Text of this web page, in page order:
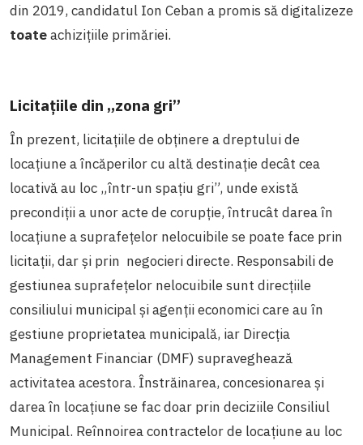
din 2019, candidatul Ion Ceban a promis să digitalizeze
toateachizițiile primăriei.
Licitațiile din „zona gri”
În prezent, licitațiile de obținere a dreptului de
locațiune a încăperilor cu altă destinație decât cea
locativă au loc „într-un spațiu gri”, unde există
precondiții a unor acte de corupție, întrucât darea în
locațiune a suprafețelor nelocuibile se poate face prin
licitații, dar și prin negocieri directe. Responsabili de
gestiunea suprafețelor nelocuibile sunt direcțiile
consiliului municipal și agenții economici care au în
gestiune proprietatea municipală, iar Direcția
Management Financiar (DMF) supraveghează
activitatea acestora. Înstrăinarea, concesionarea și
darea în locațiune se fac doar prin deciziile Consiliul
Municipal. Reînnoirea contractelor de locațiune au loc